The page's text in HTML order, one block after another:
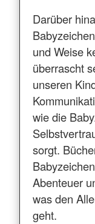
Darüber
und Weise
überrascht
unseren
wie die
sorgt.
Abenteuer
was den
geht.